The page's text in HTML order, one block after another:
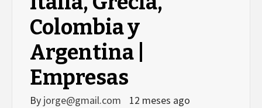
Colombia y
Argentina |
Empresas
By jorge@gmail.com 12 meses ago